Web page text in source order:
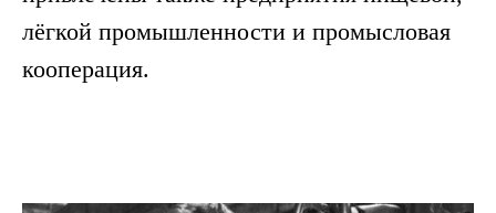
лёгкой промышленности и промысловая
кооперация.